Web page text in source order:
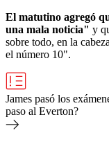
El matutino agregó
una mala noticia" y
sobre todo, en la
el número 10".
James pasó los
paso al Everton?